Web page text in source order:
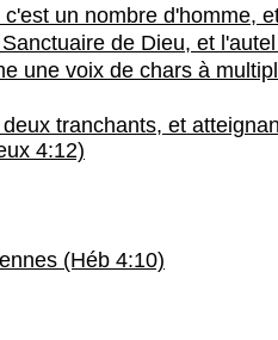
un nombre d'homme,
de Dieu, et
une voix de chars à
tranchants, et
4:12)
(Héb 4:10)